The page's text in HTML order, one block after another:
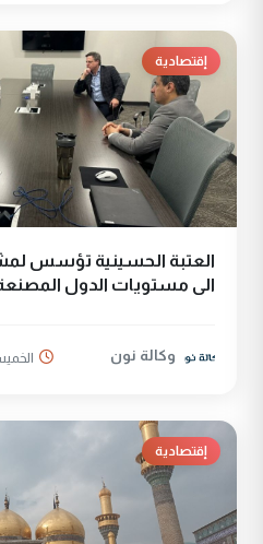
إقتصادية
العتبة الحسينية تؤسس
الى مستويات الدول المصنعة
وكالة نون الخميس 04 كانون
إقتصادية